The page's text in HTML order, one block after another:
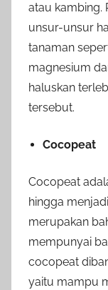
atau kambing.
unsur-unsur
tanaman
magnesium
haluskan
tersebut.
Cocopeat
Cocopeat
hingga
merupakan
mempunyai
cocopeat
yaitu mampu